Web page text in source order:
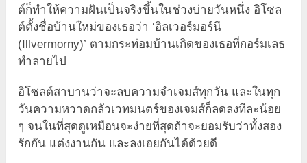
ต์ก็ทำให้ความฝันเป็นจริงขึ้นในช่วงบ่ายวันหนึ่ง อิโซล
ต์ตั้งชื่อบ้านใหม่ของเธอว่า ‘อิลเวอร์มอร์นี
(Illvermorny)’ ตามกระท่อมบ้านเกิดของเธอที่กอร์มเลธ
ทำลายไป
อิโซลต์สาบานว่าจะลบความจำเจมส์ทุกวัน และในทุก
วันความหวาดกลัวเวทมนตร์ของเจมส์ก็ลดลงทีละน้อย
ๆ จนในที่สุดดูเหมือนจะง่ายที่สุดถ้าจะยอมรับว่าทั้งสอง
รักกัน แต่งงานกัน และลงเอยกันได้ด้วยดี